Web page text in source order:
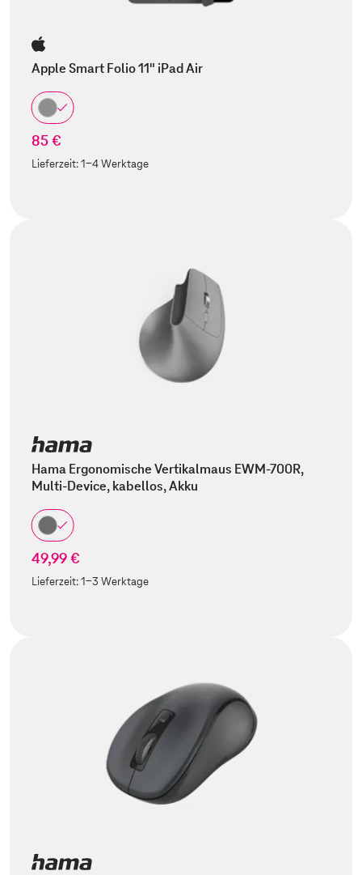
Apple Smart Folio 11" iPad Air
85 €
Lieferzeit:1-4 Werktage
Hama Ergonomische Vertikalmaus EWM-700R,
Multi-Device, kabellos, Akku
49,99 €
Lieferzeit:1-3 Werktage